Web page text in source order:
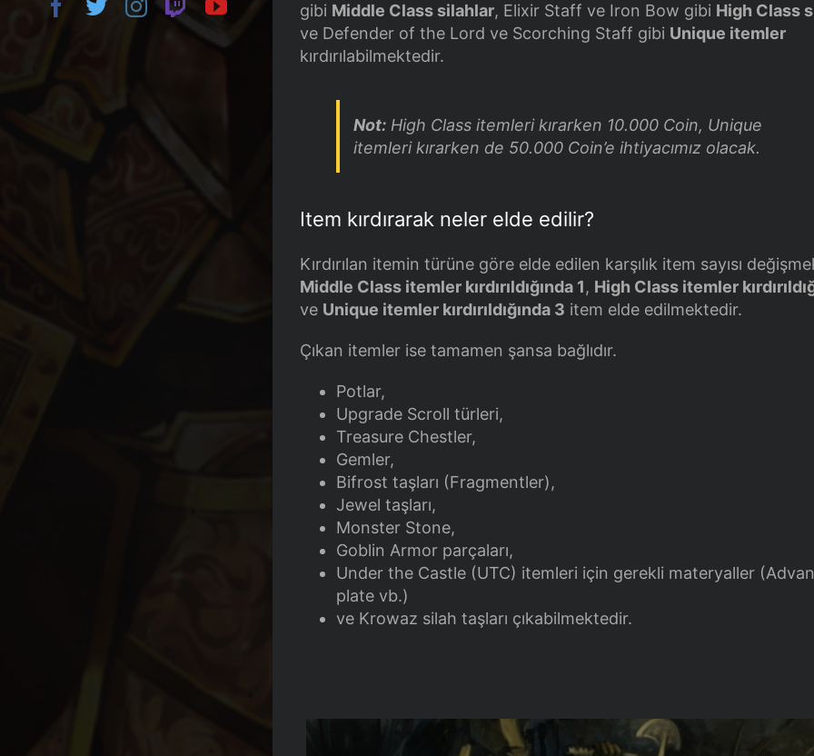
gibi Middle Class silahlar, Elixir Staff ve Iron Bow gibi High Class
ve Defender of the Lord ve Scorching Staff gibi Unique itemler
kırdırılabilmektedir.
Not: High Class itemleri kırarken 10.000 Coin, Unique
itemleri kırarken de 50.000 Coin’e ihtiyacımız olacak.
Item kırdırarak neler elde edilir?
Kırdırılan itemin türüne göre elde edilen karşılık item sayısı
Middle Class itemler kırdırıldığında 1, High Class itemler
ve Unique itemler kırdırıldığında 3 item elde edilmektedir.
Çıkan itemler ise tamamen şansa bağlıdır.
Potlar,
Upgrade Scroll türleri,
Treasure Chestler,
Gemler,
Bifrost taşları (Fragmentler),
Jewel taşları,
Monster Stone,
Goblin Armor parçaları,
Under the Castle (UTC) itemleri için gerekli materyaller
plate vb.)
ve Krowaz silah taşları çıkabilmektedir.